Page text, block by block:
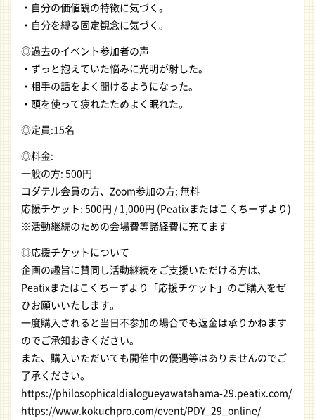
・自分の価値観の特徴に気づく。
・自分を縛る固定観念に気づく。
◎過去のイベント参加者の声
・ずっと抱えていた悩みに光明が射した。
・相手の話をよく聞けるようになった。
・頭を使って疲れたためよく眠れた。
◎定員:15名
◎料金:
一般の方: 500円
コダテル会員の方、Zoom参加の方: 無料
応援チケット: 500円 / 1,000円 (Peatixまたはこくちーずより)
※活動継続のための会場費等諸経費に充てます
◎応援チケットについて
企画の趣旨に賛同し活動継続をご支援いただける方は、
Peatixまたはこくちーずより「応援チケット」のご購入をぜ
ひお願いいたします。
一度購入されると当日不参加の場合でも返金は承りかねます
のでご承知おきください。
また、購入いただいても開催中の優遇等はありませんのでご
了承ください。
https://philosophicaldialogueyawatahama-29.peatix.com/
https://www.kokuchpro.com/event/PDY_29_online/